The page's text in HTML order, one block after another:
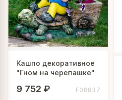
Кашпо декоративное
"Гном на черепашке"
9 752 ₽ F08837